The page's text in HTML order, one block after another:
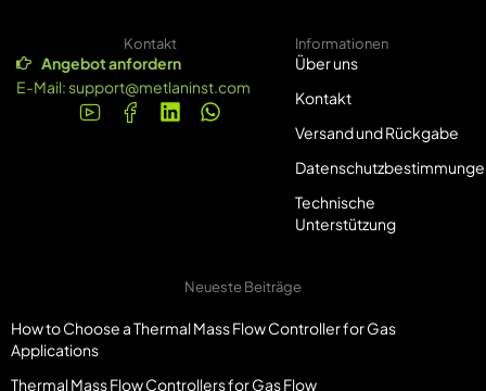
Kontakt
Angebot anfordern
E-Mail:support@metlaninst.com
Informationen
Über uns
Kontakt
Versand und Rückgabe
Technische
Unterstützung
Neueste Beiträge
How to Choose a Thermal Mass Flow Controller for Gas
Applications
Thermal Mass Flow Controllers for Gas Flow